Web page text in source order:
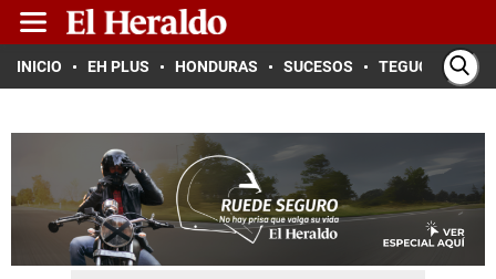
INICIO EH PLUS HONDURAS SUCESOS TEGUCIGALPA